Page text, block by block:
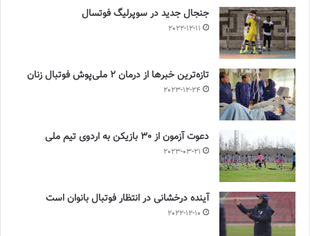
جنجال جدید در سوپرلیگ فوتسال
2022-12-11
تازه‌ترین خبرها از درمان ۲ ملی‌پوش فوتبال زنان
2023-12-24
دعوت آزمون از 30 بازیکن به اردوی تیم ملی
2023-03-21
آینده درخشانی در انتظار فوتبال بانوان است
2022-12-10